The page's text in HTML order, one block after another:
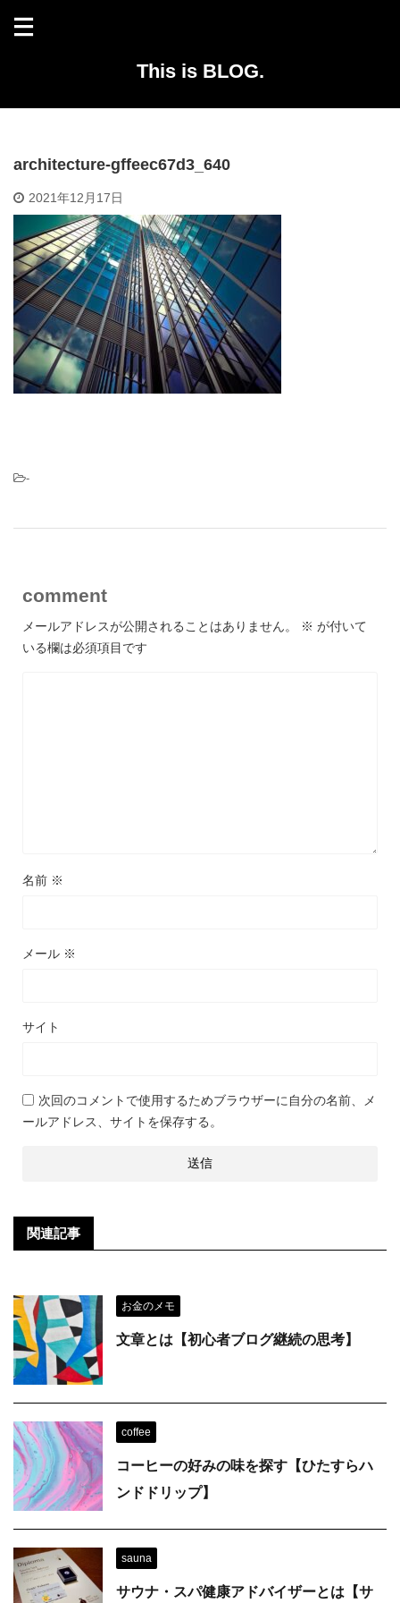
This is BLOG.
architecture-gffeec67d3_640
2021年12月17日
-
comment
メールアドレスが公開されることはありません。 ※ が付いて
いる欄は必須項目です
名前 ※
メール ※
サイト
次回のコメントで使用するためブラウザーに自分の名前、メ
ールアドレス、サイトを保存する。
関連記事
お金のメモ
文章とは【初心者ブログ継続の思考】
coffee
コーヒーの好みの味を探す【ひたすらハ
ンドドリップ】
sauna
サウナ・スパ健康アドバイザーとは【サ